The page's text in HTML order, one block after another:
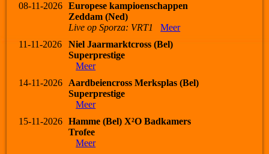
08-11-2026
Europese kampioenschappen
Zeddam (Ned)
Live op Sporza: VRT1
Meer
11-11-2026
Niel Jaarmarktcross (Bel)
Superprestige
Meer
14-11-2026
Aardbeiencross Merksplas (Bel)
Superprestige
Meer
15-11-2026
Hamme (Bel) X²O Badkamers
Trofee
Meer